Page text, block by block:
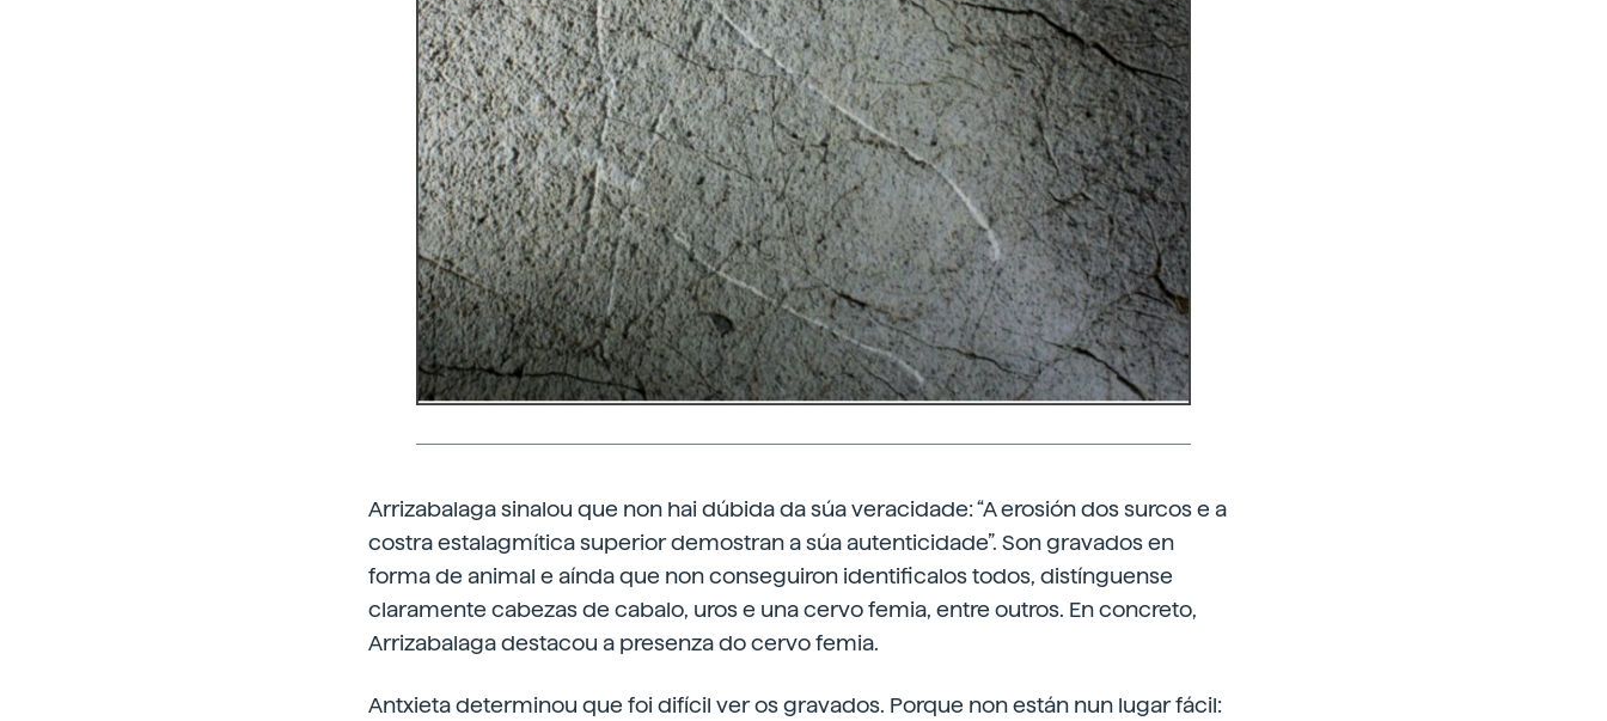
Arrizabalaga sinalou que non hai dúbida da súa veracidade: “A erosión dos surcos e a
costra estalagmítica superior demostran a súa autenticidade”. Son gravados en
forma de animal e aínda que non conseguiron identificalos todos, distínguense
claramente cabezas de cabalo, uros e una cervo femia, entre outros. En concreto,
Arrizabalaga destacou a presenza do cervo femia.
Antxieta determinou que foi difícil ver os gravados. Porque non están nun lugar fácil: